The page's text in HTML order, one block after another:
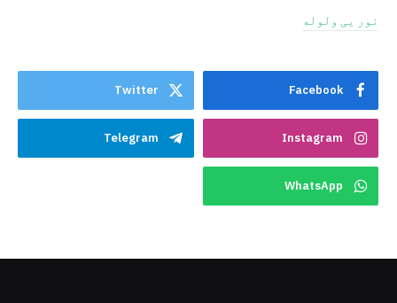
نور یی ولوله
Facebook
Twitter
Instagram
Telegram
WhatsApp